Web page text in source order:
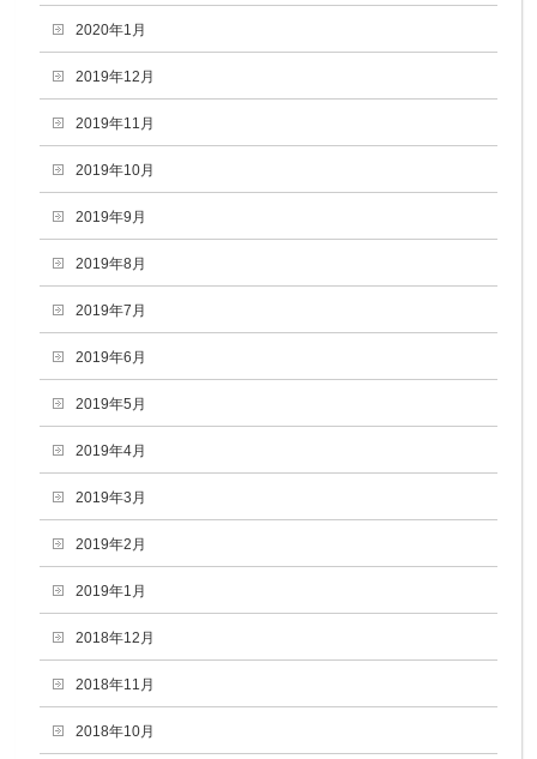
2020年1月
2019年12月
2019年11月
2019年10月
2019年9月
2019年8月
2019年7月
2019年6月
2019年5月
2019年4月
2019年3月
2019年2月
2019年1月
2018年12月
2018年11月
2018年10月